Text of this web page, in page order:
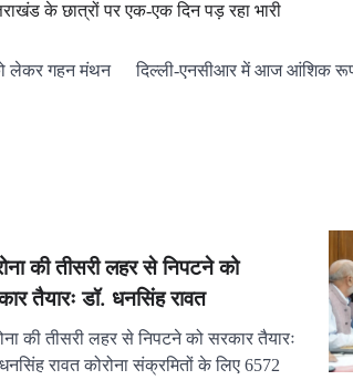
के छात्रों पर एक-एक दिन पड़ रहा भारी
लेकर गहन मंथन
दिल्ली-एनसीआर में आज आंशिक
की तीसरी लहर से निपटने को
तैयारः डॉ. धनसिंह रावत
की तीसरी लहर से निपटने को सरकार तैयारः
रावत कोरोना संक्रमितों के लिए 6572